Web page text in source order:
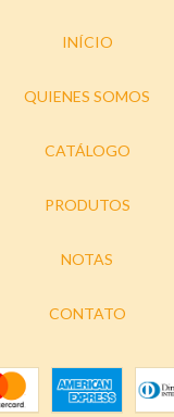
INÍCIO
QUIENES SOMOS
CATÁLOGO
PRODUTOS
NOTAS
CONTATO